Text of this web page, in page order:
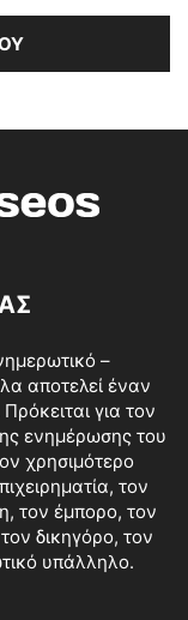
–
αποτελεί έναν
για τον
ενημέρωσης του
χρησιμότερο
τον
τον έμπορο, τον
δικηγόρο, τον
υπάλληλο.